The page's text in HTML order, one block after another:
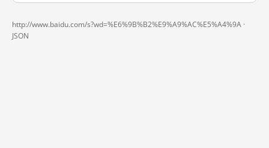
http://www.baidu.com/s?wd=%E6%9B%B2%E9%A9%AC%E5%A4%9A ·
JSON